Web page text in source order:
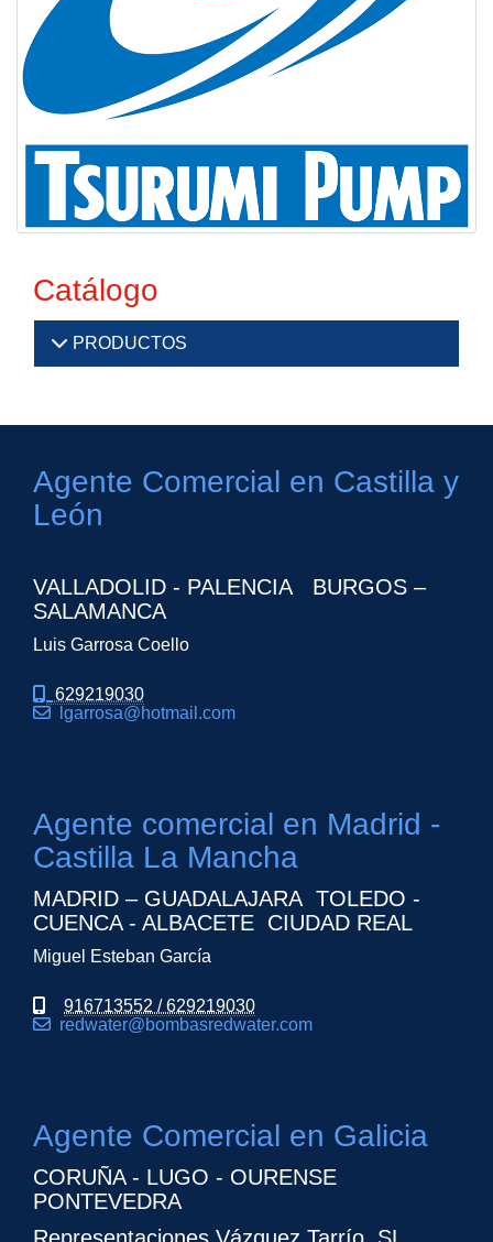
Catálogo
PRODUCTOS
Agente Comercial en Castilla y
León
VALLADOLID - PALENCIA BURGOS –
SALAMANCA
Luis Garrosa Coello
629219030
lgarrosa
hotmail.com
Agente comercial en Madrid -
Castilla La Mancha
MADRID – GUADALAJARA TOLEDO -
CUENCA - ALBACETE CIUDAD REAL
Miguel Esteban García
916713552 / 629219030
redwater
bombasredwater.com
Agente Comercial en Galicia
CORUÑA - LUGO - OURENSE
PONTEVEDRA